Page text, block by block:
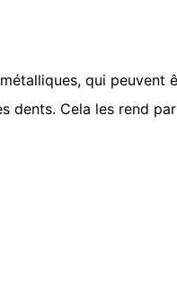
qui peuvent
Cela les rend